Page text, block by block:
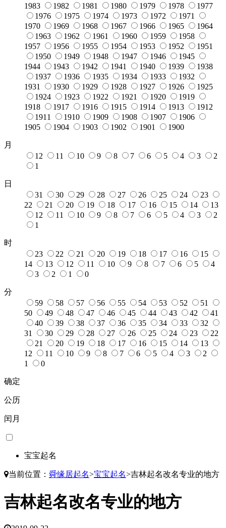
1983
1982 1981 1980 1979 1978
1977
1976
1975 1974 1973 1972
1971
1970
1969 1968 1967 1966 1965
1964
1963
1962 1961 1960 1959
1958
1957
1956 1955 1954 1953 1952
1951
1950
1949 1948 1947 1946
1945
1944
1943 1942 1941 1940 1939
1938
1937
1936 1935 1934 1933
1932
1931
1930 1929 1928 1927 1926
1925
1924
1923 1922 1921 1920
1919
1918
1917 1916 1915 1914 1913
1912
1911
1910 1909 1908 1907
1906
1905
1904 1903 1902 1901 1900
月
12
11 10 9 8 7 6 5 4 3
2
1
日
31
30 29 28 27 26 25 24
23
22
21 20 19 18 17 16 15 14
13
12
11 10 9 8 7 6 5 4 3
2
1
时
23
22 21 20 19 18 17 16
15
14
13 12 11 10 9 8 7 6 5
4
3
2 1 0
分
59
58 57 56 55 54 53 52
51
50
49 48 47 46 45 44 43 42
41
40
39 38 37 36 35 34 33
32
31
30 29 28 27 26 25 24 23
22
21
20 19 18 17 16 15 14
13
12
11 10 9 8 7 6 5 4 3
2
1
0
确定
公历
闰月
宝宝起名
当前位置： 舜缘居起名>宝宝起名>吉林起名改名专业的地方
吉林起名改名专业的地方